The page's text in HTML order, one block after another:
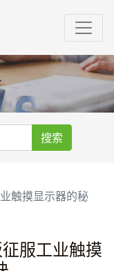
搜索
触摸显示器的秘
服工业触摸